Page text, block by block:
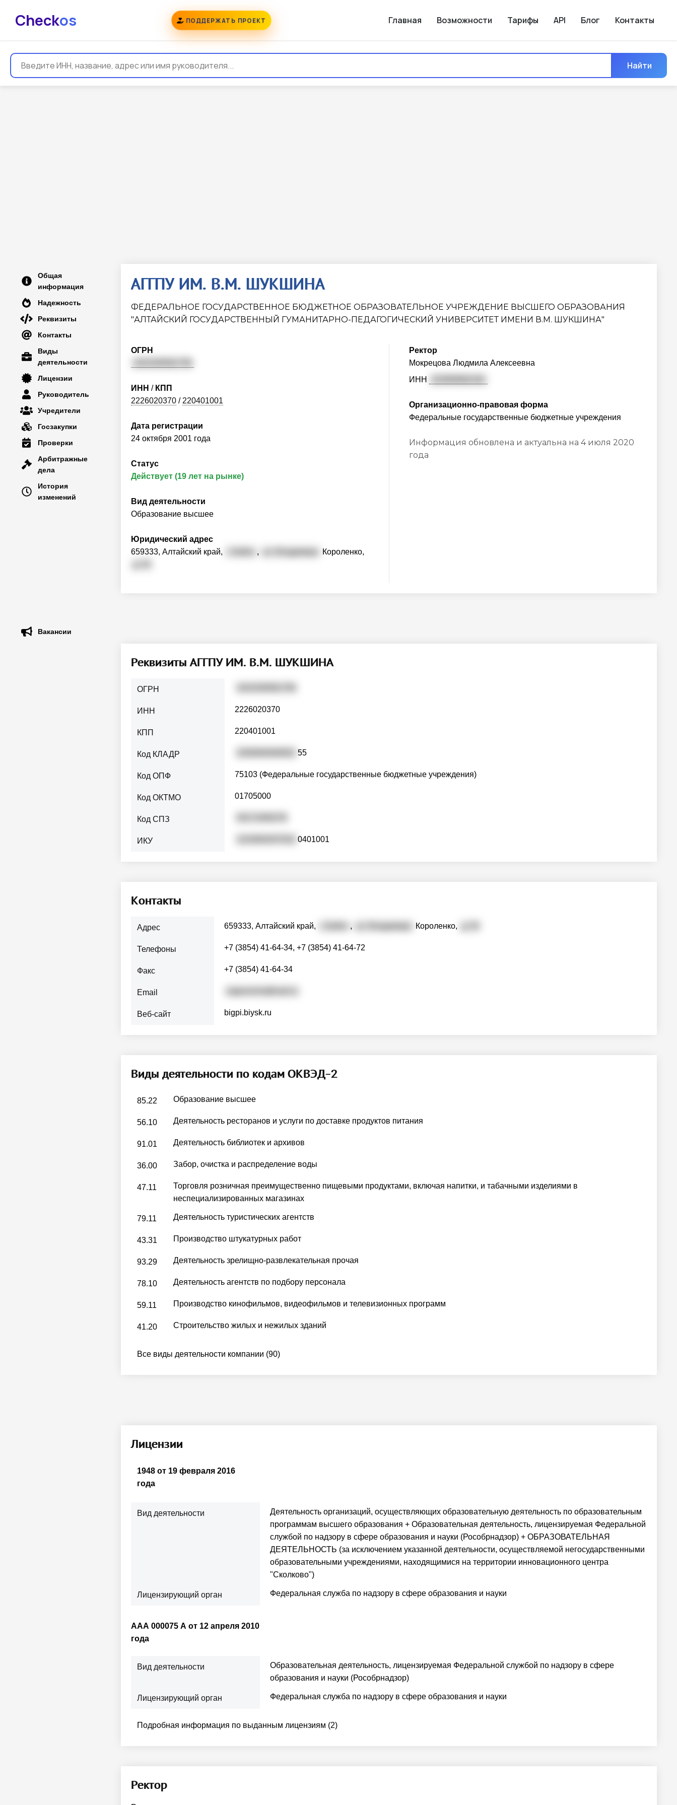
Checkos ПОДДЕРЖАТЬ ПРОЕКТ Главная Возможности Тарифы API Блог Контакты
Найти
Общая
информация
Надежность
Реквизиты
Контакты
Виды
деятельности
Лицензии
Руководитель
Учредители
Госзакупки
Проверки
Арбитражные
дела
История
изменений
Вакансии
АГГПУ ИМ. В.М. ШУКШИНА
ФЕДЕРАЛЬНОЕ ГОСУДАРСТВЕННОЕ БЮДЖЕТНОЕ ОБРАЗОВАТЕЛЬНОЕ УЧРЕЖДЕНИЕ ВЫСШЕГО ОБРАЗОВАНИЯ
"АЛТАЙСКИЙ ГОСУДАРСТВЕННЫЙ ГУМАНИТАРНО-ПЕДАГОГИЧЕСКИЙ УНИВЕРСИТЕТ ИМЕНИ В.М. ШУКШИНА"
ОГРН
ИНН / КПП
2226020370 / 220401001
Дата регистрации
24 октября 2001 года
Статус
Действует (19 лет на рынке)
Вид деятельности
Образование высшее
Юридический адрес
659333, Алтайский край,
,
Короленко,
Ректор
Мокрецова Людмила Алексеевна
ИНН
Организационно-правовая форма
Федеральные государственные бюджетные учреждения
Информация обновлена и актуальна на 4 июля 2020
года
Реквизиты АГГПУ ИМ. В.М. ШУКШИНА
ОГРН
ИНН 2226020370
КПП 220401001
Код КЛАДР 55
Код ОПФ 75103 (Федеральные государственные бюджетные учреждения)
Код ОКТМО 01705000
Код СПЗ
ИКУ 0401001
Контакты
Адрес 659333, Алтайский край, , Короленко,
Телефоны +7 (3854) 41-64-34, +7 (3854) 41-64-72
Факс +7 (3854) 41-64-34
Email
Веб-сайт bigpi.biysk.ru
Виды деятельности по кодам ОКВЭД-2
85.22 Образование высшее
56.10 Деятельность ресторанов и услуги по доставке продуктов питания
91.01 Деятельность библиотек и архивов
36.00 Забор, очистка и распределение воды
47.11
Торговля розничная преимущественно пищевыми продуктами, включая напитки, и табачными изделиями в
неспециализированных магазинах
79.11 Деятельность туристических агентств
43.31 Производство штукатурных работ
93.29 Деятельность зрелищно-развлекательная прочая
78.10 Деятельность агентств по подбору персонала
59.11 Производство кинофильмов, видеофильмов и телевизионных программ
41.20 Строительство жилых и нежилых зданий
Все виды деятельности компании (90)
Лицензии
1948 от 19 февраля 2016
года
Вид деятельности
Деятельность организаций, осуществляющих образовательную деятельность по образовательным
программам высшего образования + Образовательная деятельность, лицензируемая Федеральной
службой по надзору в сфере образования и науки (Рособрнадзор) + ОБРАЗОВАТЕЛЬНАЯ
ДЕЯТЕЛЬНОСТЬ (за исключением указанной деятельности, осуществляемой негосударственными
образовательными учреждениями, находящимися на территории инновационного центра
"Сколково")
Лицензирующий орган Федеральная служба по надзору в сфере образования и науки
ААА 000075 А от 12 апреля 2010
года
Вид деятельности
Образовательная деятельность, лицензируемая Федеральной службой по надзору в сфере
образования и науки (Рособрнадзор)
Лицензирующий орган Федеральная служба по надзору в сфере образования и науки
Подробная информация по выданным лицензиям (2)
Ректор